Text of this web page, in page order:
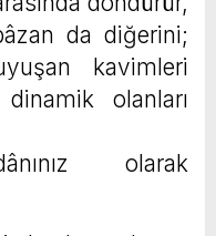
da diğerini;
kavimleri
olanları
olarak